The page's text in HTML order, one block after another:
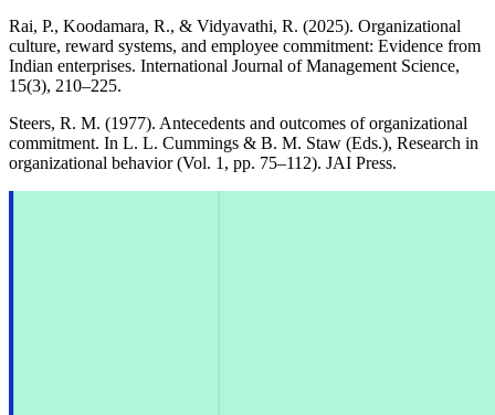
Rai, P., Koodamara, R., & Vidyavathi, R. (2025). Organizational
culture, reward systems, and employee commitment: Evidence from
Indian enterprises. International Journal of Management Science,
15(3), 210–225.
Steers, R. M. (1977). Antecedents and outcomes of organizational
commitment. In L. L. Cummings & B. M. Staw (Eds.), Research in
organizational behavior (Vol. 1, pp. 75–112). JAI Press.